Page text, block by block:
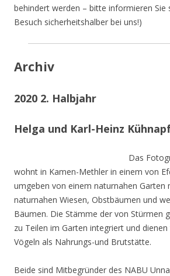
behindert werden – bitte informieren Sie
Besuch sicherheitshalber bei uns!)
Archiv
2020 2. Halbjahr
Helga und Karl-Heinz
Das
wohnt in Kamen-Methler in einem von
umgeben von einem naturnahen Garten
naturnahen Wiesen, Obstbäumen und
Bäumen. Die Stämme der von Stürmen
zu Teilen im Garten integriert und
Vögeln als Nahrungs-und Brutstätte.
Beide sind Mitbegründer des NABU